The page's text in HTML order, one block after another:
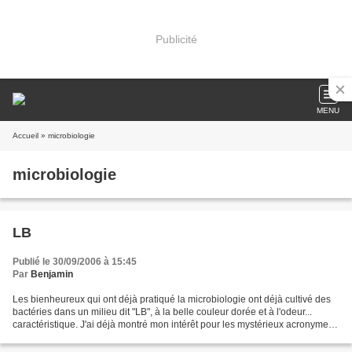
Publicité
MENU
Accueil » microbiologie
microbiologie
LB
Publié le 30/09/2006 à 15:45
Par Benjamin
Les bienheureux qui ont déjà pratiqué la microbiologie ont déjà cultivé des
bactéries dans un milieu dit "LB", à la belle couleur dorée et à l'odeur...
caractéristique. J'ai déjà montré mon intérêt pour les mystérieux acronymes